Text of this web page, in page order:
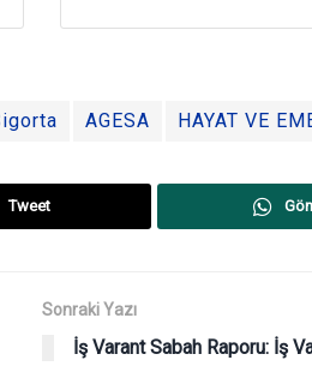
AGESA HAYAT VE
Tweet
Sonraki Yazı
İş Varant Sabah Raporu: İş